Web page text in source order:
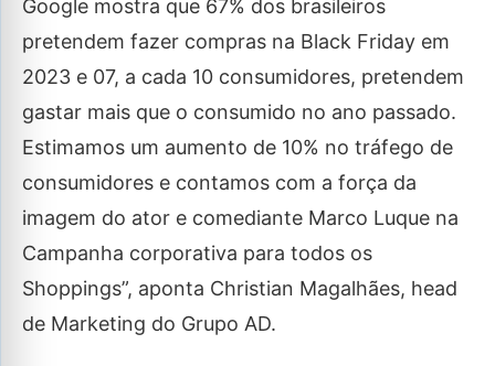
Google mostra que 67% dos brasileiros
pretendem fazer compras na Black Friday em
2023 e 07, a cada 10 consumidores, pretendem
gastar mais que o consumido no ano passado.
Estimamos um aumento de 10% no tráfego de
consumidores e contamos com a força da
imagem do ator e comediante Marco Luque na
Campanha corporativa para todos os
Shoppings”, aponta Christian Magalhães, head
de Marketing do Grupo AD.